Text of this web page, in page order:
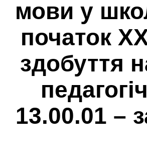
мови у
початок
здобуття
13.00.01 –